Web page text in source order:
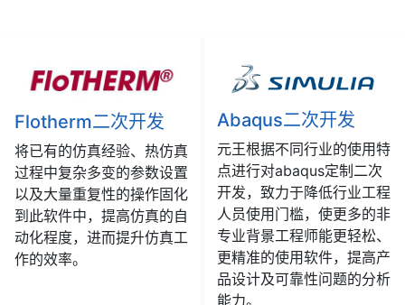
Flotherm二次开发
将已有的仿真经验、热仿真
过程中复杂多变的参数设置
以及大量重复性的操作固化
到此软件中，提高仿真的自
动化程度，进而提升仿真工
作的效率。
Abaqus二次开发
元王根据不同行业的使用特
点进行对abaqus定制二次
开发，致力于降低行业工程
人员使用门槛，使更多的非
专业背景工程师能更轻松、
更精准的使用软件，提高产
品设计及可靠性问题的分析
能力。